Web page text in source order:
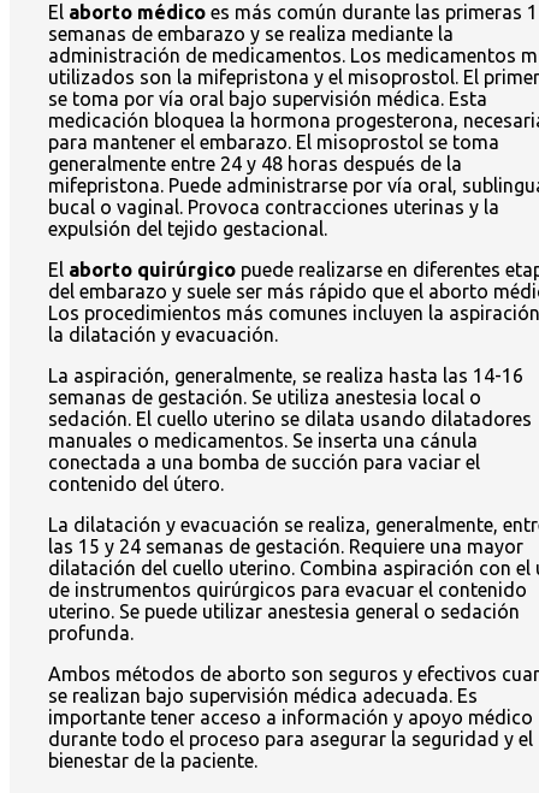
El aborto médico es más común durante las primeras
semanas de embarazo y se realiza mediante la
administración de medicamentos. Los medicamentos
utilizados son la mifepristona y el misoprostol. El
se toma por vía oral bajo supervisión médica. Esta
medicación bloquea la hormona progesterona,
para mantener el embarazo. El misoprostol se toma
generalmente entre 24 y 48 horas después de la
mifepristona. Puede administrarse por vía oral,
bucal o vaginal. Provoca contracciones uterinas y la
expulsión del tejido gestacional.
El aborto quirúrgico puede realizarse en diferentes
del embarazo y suele ser más rápido que el aborto
Los procedimientos más comunes incluyen la
la dilatación y evacuación.
La aspiración, generalmente, se realiza hasta las 14-16
semanas de gestación. Se utiliza anestesia local o
sedación. El cuello uterino se dilata usando dilatadores
manuales o medicamentos. Se inserta una cánula
conectada a una bomba de succión para vaciar el
contenido del útero.
La dilatación y evacuación se realiza, generalmente,
las 15 y 24 semanas de gestación. Requiere una mayor
dilatación del cuello uterino. Combina aspiración con el
de instrumentos quirúrgicos para evacuar el contenido
uterino. Se puede utilizar anestesia general o sedación
profunda.
Ambos métodos de aborto son seguros y efectivos
se realizan bajo supervisión médica adecuada. Es
importante tener acceso a información y apoyo médico
durante todo el proceso para asegurar la seguridad y el
bienestar de la paciente.